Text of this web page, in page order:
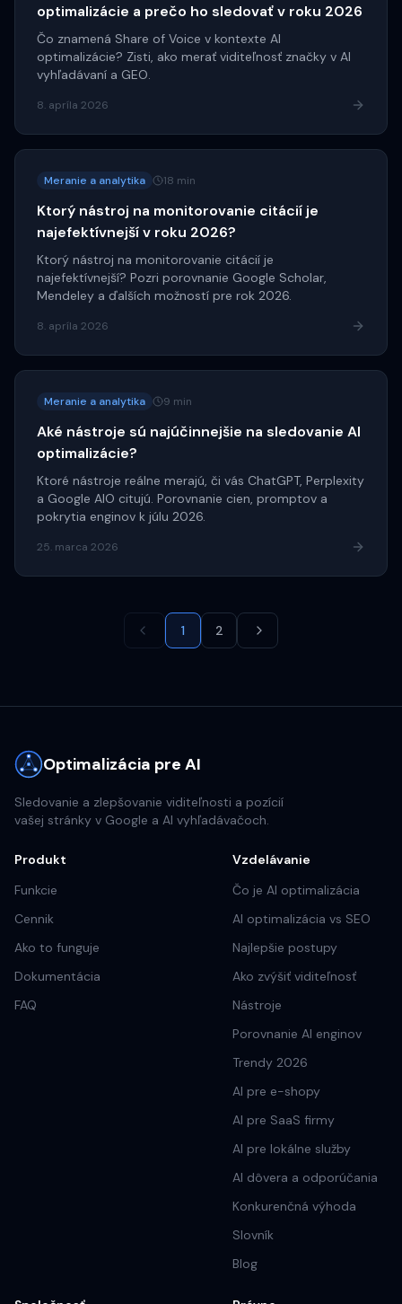
optimalizácie a prečo ho sledovať v roku 2026
Čo znamená Share of Voice v kontexte AI
optimalizácie? Zisti, ako merať viditeľnosť značky v AI
vyhľadávaní a GEO.
8. apríla 2026
Meranie a analytika 18 min
Ktorý nástroj na monitorovanie citácií je
najefektívnejší v roku 2026?
Ktorý nástroj na monitorovanie citácií je
najefektívnejší? Pozri porovnanie Google Scholar,
Mendeley a ďalších možností pre rok 2026.
8. apríla 2026
Meranie a analytika 9 min
Aké nástroje sú najúčinnejšie na sledovanie AI
optimalizácie?
Ktoré nástroje reálne merajú, či vás ChatGPT, Perplexity
a Google AIO citujú. Porovnanie cien, promptov a
pokrytia enginov k júlu 2026.
25. marca 2026
1 2
Optimalizácia pre AI
Sledovanie a zlepšovanie viditeľnosti a pozícií
vašej stránky v Google a AI vyhľadávačoch.
Produkt
Funkcie
Cennik
Ako to funguje
Dokumentácia
FAQ
Vzdelávanie
Čo je AI optimalizácia
AI optimalizácia vs SEO
Najlepšie postupy
Ako zvýšiť viditeľnosť
Nástroje
Porovnanie AI enginov
Trendy 2026
AI pre e-shopy
AI pre SaaS firmy
AI pre lokálne služby
AI dôvera a odporúčania
Konkurenčná výhoda
Slovník
Blog